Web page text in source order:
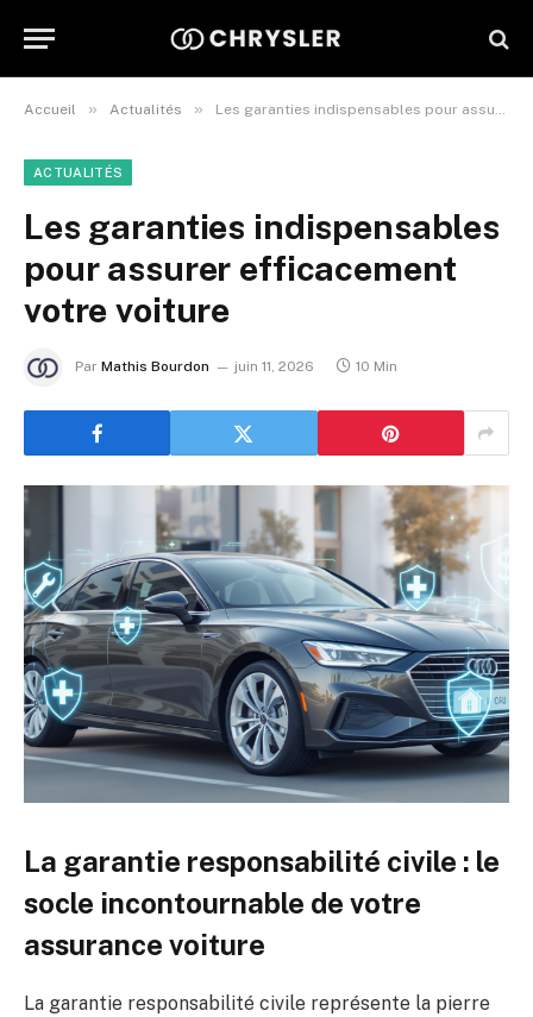
Accueil » Actualités » Les garanties indispensables pour assurer efficacement votre voiture
ACTUALITÉS
Les garanties indispensables
pour assurer efficacement
votre voiture
Par Mathis Bourdon juin 11, 2026 10 Min
La garantie responsabilité civile : le
socle incontournable de votre
assurance voiture
La garantie responsabilité civile représente la pierre